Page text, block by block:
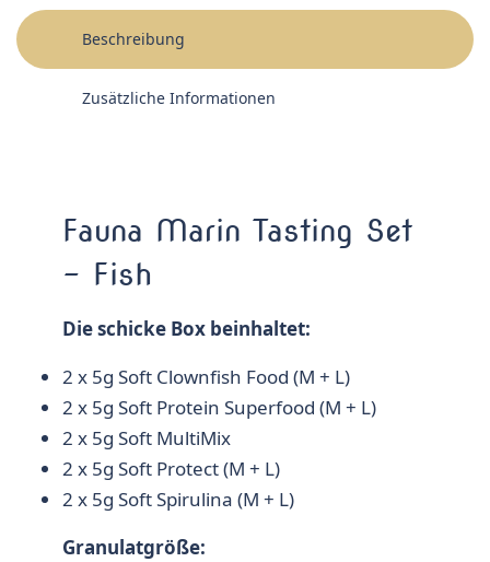
Beschreibung
Zusätzliche Informationen
Fauna Marin Tasting Set
– Fish
Die schicke Box beinhaltet:
2 x 5g Soft Clownfish Food (M + L)
2 x 5g Soft Protein Superfood (M + L)
2 x 5g Soft MultiMix
2 x 5g Soft Protect (M + L)
2 x 5g Soft Spirulina (M + L)
Granulatgröße: